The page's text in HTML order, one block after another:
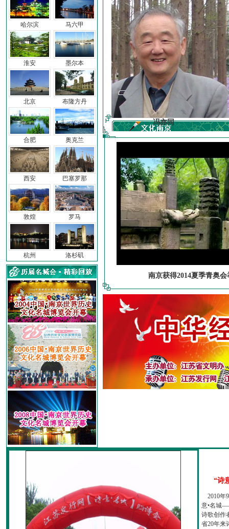
哈尔滨
淮安
北京
合肥
西安
敦煌
杭州
马六甲
墨尔本
布隆方丹
奥克兰
巴塞罗那
罗马
洛杉矶
前子 冯亦同
南京获得2014夏季青奥会
“诗
2010年
意•名城
诗歌创作
省20年来